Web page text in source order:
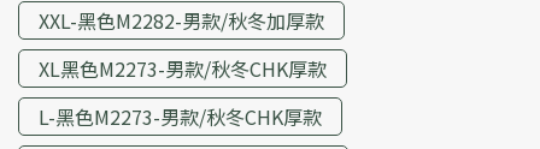
XXL-黑色M2282-男款/秋冬加厚款
XL黑色M2273-男款/秋冬CHK厚款
L-黑色M2273-男款/秋冬CHK厚款